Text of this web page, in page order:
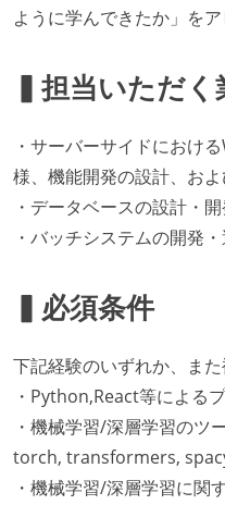
ように学んできたか」を
▍担当いただく
・サーバーサイドにおけ
様、機能開発の設計、お
・データベースの設計・
・バッチシステムの開発
▍必須条件
下記経験のいずれか、ま
・Python,React等による
・機械学習/深層学習のツ
torch, transformers,
・機械学習/深層学習に関